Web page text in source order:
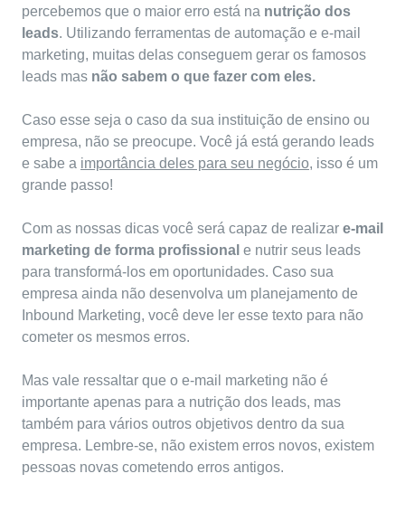
percebemos que o maior erro está na nutrição dos
leads. Utilizando ferramentas de automação e e-mail
marketing, muitas delas conseguem gerar os famosos
leads mas não sabem o que fazer com eles.
Caso esse seja o caso da sua instituição de ensino ou
empresa, não se preocupe. Você já está gerando leads
e sabe a importância deles para seu negócio, isso é um
grande passo!
Com as nossas dicas você será capaz de realizar e-mail
marketing de forma profissional e nutrir seus leads
para transformá-los em oportunidades. Caso sua
empresa ainda não desenvolva um planejamento de
Inbound Marketing, você deve ler esse texto para não
cometer os mesmos erros.
Mas vale ressaltar que o e-mail marketing não é
importante apenas para a nutrição dos leads, mas
também para vários outros objetivos dentro da sua
empresa. Lembre-se, não existem erros novos, existem
pessoas novas cometendo erros antigos.